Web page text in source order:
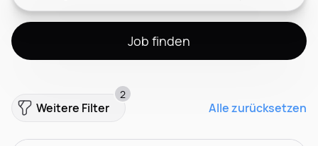
Job finden
Weitere Filter
2
Alle zurücksetzen